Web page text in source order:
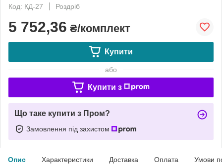
Код: КД-27
Роздріб
5 752,36 ₴/комплект
Купити
або
Купити з
Що таке купити з Пром?
Замовлення під захистом
Опис Характеристики Доставка Оплата Умови